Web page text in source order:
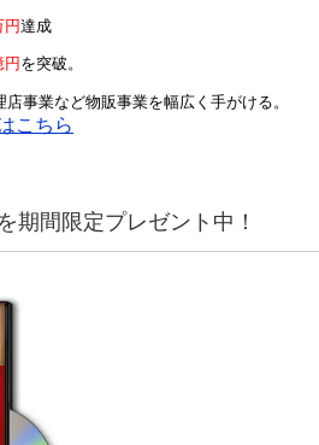
円達成
円 を突破。
事業など物販事業を幅広く手がける。
こちら
期間限定プレゼント中！